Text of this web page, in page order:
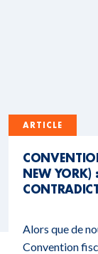
ARTICLE
NEW YORK)
Alors que de
Convention